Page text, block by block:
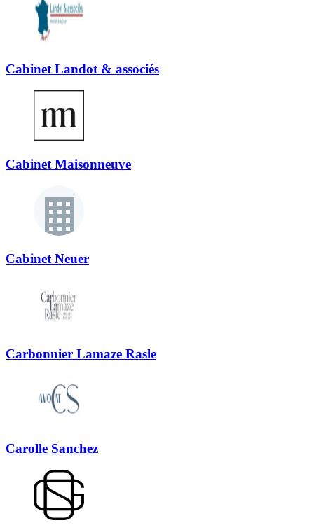
Cabinet Landot & associés
Cabinet Maisonneuve
Cabinet Neuer
Carbonnier Lamaze Rasle
Carolle Sanchez